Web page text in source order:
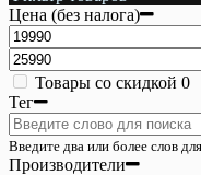
Цена (без налога)
Товары со скидкой 0
Тег
Введите два или более слов
Производители